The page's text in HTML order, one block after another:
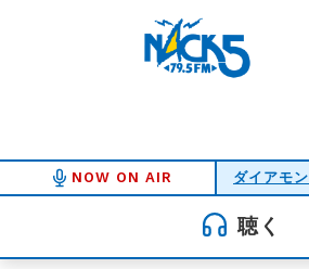
NOW ON AIR ダイアモ
聴く